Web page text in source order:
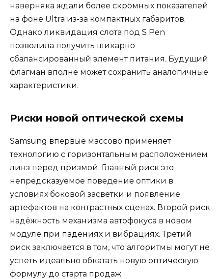
наверняка ждали более скромных показателей
на фоне Ultra из-за компактных габаритов.
Однако ликвидация слота под S Pen
позволила получить шикарно
сбалансированный элемент питания. Будущий
флагман вполне может сохранить аналогичные
характеристики.
Риски новой оптической схемы
Samsung впервые массово применяет
технологию с горизонтальным расположением
линз перед призмой. Главный риск это
непредсказуемое поведение оптики в
условиях боковой засветки и появление
артефактов на контрастных сценах. Второй риск
надёжность механизма автофокуса в новом
модуле при падениях и вибрациях. Третий
риск заключается в том, что алгоритмы могут не
успеть идеально обкатать новую оптическую
формулу до старта продаж.